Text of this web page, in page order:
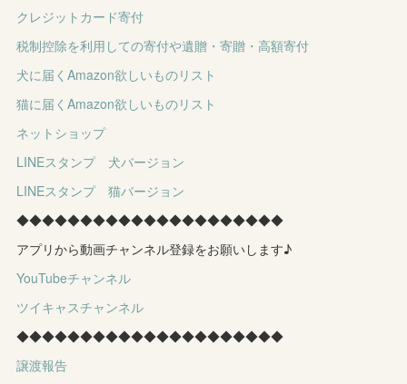
クレジットカード寄付
税制控除を利用しての寄付や遺贈・寄贈・高額寄付
犬に届くAmazon欲しいものリスト
猫に届くAmazon欲しいものリスト
ネットショップ
LINEスタンプ 犬バージョン
LINEスタンプ 猫バージョン
◆◆◆◆◆◆◆◆◆◆◆◆◆◆◆◆◆◆◆◆◆
アプリから動画チャンネル登録をお願いします♪
YouTubeチャンネル
ツイキャスチャンネル
◆◆◆◆◆◆◆◆◆◆◆◆◆◆◆◆◆◆◆◆◆
譲渡報告